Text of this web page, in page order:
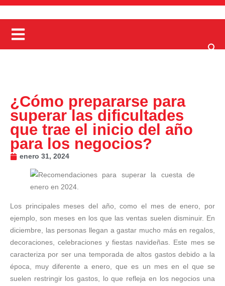
¿Cómo prepararse para
superar las dificultades
que trae el inicio del año
para los negocios?
enero 31, 2024
Los principales meses del año, como el mes de enero, por
ejemplo, son meses en los que las ventas suelen disminuir. En
diciembre, las personas llegan a gastar mucho más en regalos,
decoraciones, celebraciones y fiestas navideñas. Este mes se
caracteriza por ser una temporada de altos gastos debido a la
época, muy diferente a enero, que es un mes en el que se
suelen restringir los gastos, lo que refleja en los negocios una